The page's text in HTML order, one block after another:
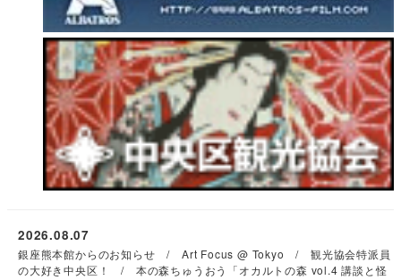
銀座熊本館からのお知らせ / Art Focus @ Tokyo / 観光協会特派員
の大好き中央区！ / 本の森ちゅうおう「オカルトの森 vol.4 講談と怪
2026.08.07